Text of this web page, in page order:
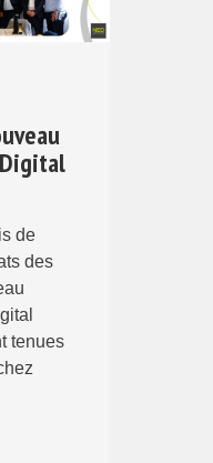
de
des
tenues